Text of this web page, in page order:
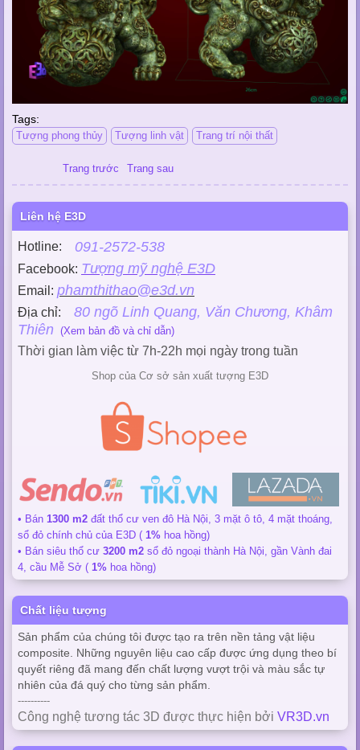
Tags:
Tượng phong thủy Tượng linh vật Trang trí nội thất
Trang trước Trang sau
Liên hệ E3D
Hotline: 091-2572-538
Facebook: Tượng mỹ nghệ E3D
Email: phamthithao@e3d.vn
Địa chỉ: 80 ngõ Linh Quang, Văn Chương, Khâm
Thiên (Xem bản đồ và chỉ dẫn)
Thời gian làm việc từ 7h-22h mọi ngày trong tuần
Shop của Cơ sở sản xuất tượng E3D
• Bán 1300 m2 đất thổ cư ven đô Hà Nội, 3 mặt ô tô, 4 mặt thoáng,
sổ đỏ chính chủ của E3D ( 1% hoa hồng)
• Bán siêu thổ cư 3200 m2 sổ đỏ ngoại thành Hà Nội, gần Vành đai
4, cầu Mễ Sở ( 1% hoa hồng)
Chất liệu tượng
Sản phẩm của chúng tôi được tạo ra trên nền tảng vật liệu
composite. Những nguyên liệu cao cấp được ứng dụng theo bí
quyết riêng đã mang đến chất lượng vượt trội và màu sắc tự
nhiên của đá quý cho từng sản phẩm.
----------
Công nghệ tương tác 3D được thực hiện bởi VR3D.vn